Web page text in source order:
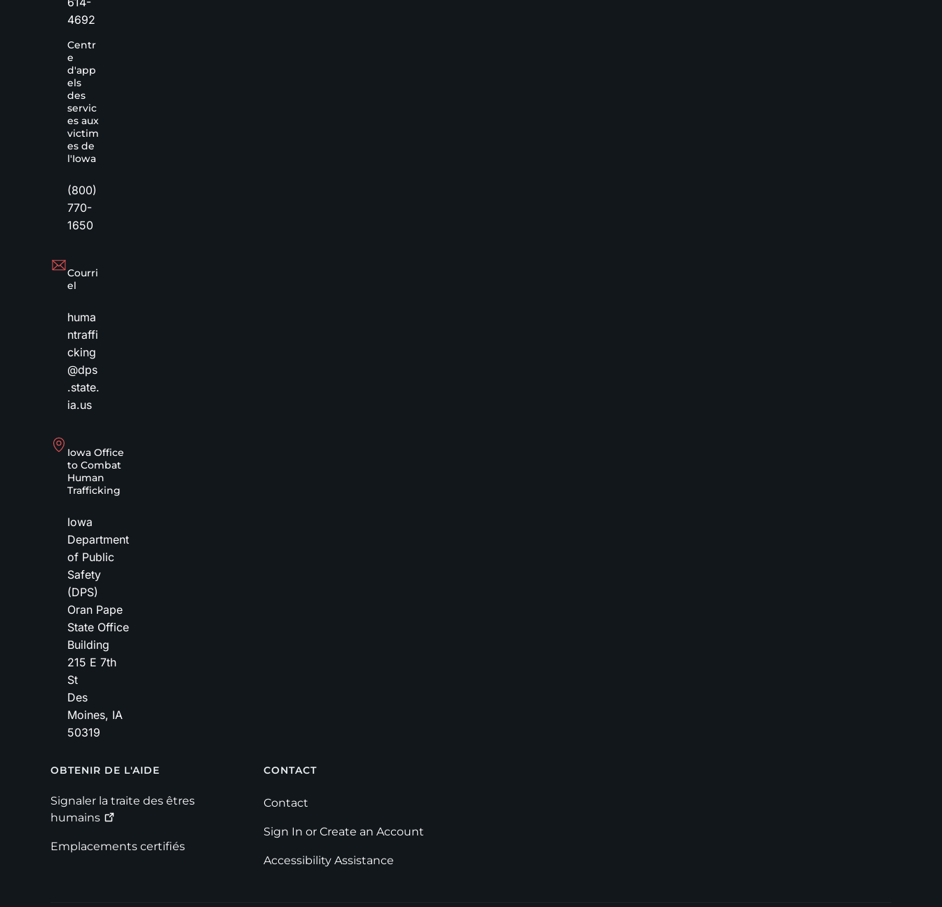
4692
Centr
e
d'app
els
des
servic
es aux
victim
es de
l'Iowa
(800)
770-
1650
Courri
el
huma
ntraffi
cking
@dps
.state.
ia.us
Iowa Office
to Combat
Human
Trafficking
Iowa
Department
of Public
Safety
(DPS)
Oran Pape
State Office
Building
215 E 7th
St
Des
Moines, IA
50319
Footer
OBTENIR DE L'AIDE
Signaler la traite des êtres
humains
Emplacements certifiés
CONTACT
Contact
Sign In or Create an Account
Accessibility Assistance